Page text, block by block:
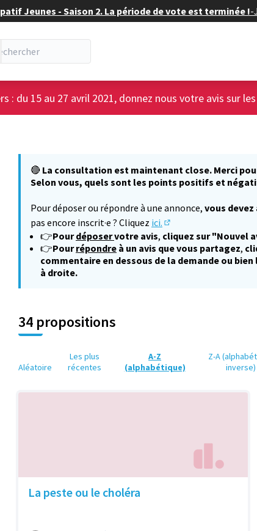
Jeunes - Saison 2. La période de vote est terminée !-
: du 15 au 27 avril 2021, donnez nous votre avis sur
🔴 La consultation est maintenant close. Merci
Selon vous, quels sont les points positifs et
Pour déposer ou répondre à une annonce, vous
pas encore inscrit·e ? Cliquez ici.
(S'ouvre dans un
👉Pourdéposervotre avis, cliquez sur "Nouvel
👉Pourrépondre à un avis que vous partagez,
commentaire en dessous de la demande ou
à droite.
34 propositions
Aléatoire
Les plus
récentes
A-Z
(alphabétique)
Z-A
inverse)
La peste ou le choléra